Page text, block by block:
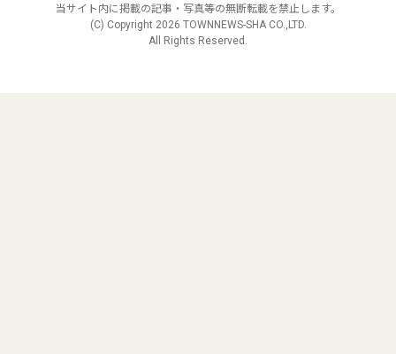
当サイト内に掲載の記事・写真等の無断転載を禁止します。
(C) Copyright 2026 TOWNNEWS-SHA CO.,LTD.
All Rights Reserved.